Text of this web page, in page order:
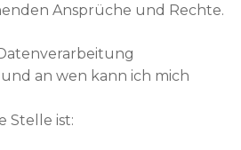
Ansprüche und Rechte.
an wen kann ich mich
Stelle ist: